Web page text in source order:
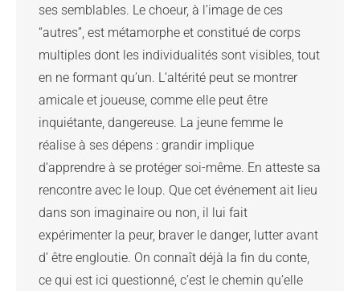
ses semblables. Le choeur, à l’image de ces
“autres”, est métamorphe et constitué de corps
multiples dont les individualités sont visibles, tout
en ne formant qu’un. L’altérité peut se montrer
amicale et joueuse, comme elle peut être
inquiétante, dangereuse. La jeune femme le
réalise à ses dépens : grandir implique
d’apprendre à se protéger soi-même. En atteste sa
rencontre avec le loup. Que cet événement ait lieu
dans son imaginaire ou non, il lui fait
expérimenter la peur, braver le danger, lutter avant
d’ être engloutie. On connaît déjà la fin du conte,
ce qui est ici questionné, c’est le chemin qu’elle